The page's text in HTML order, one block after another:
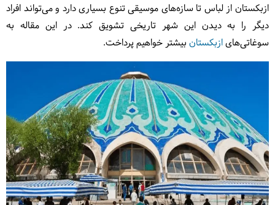
ازبکستان از لباس تا سازه‌های موسیقی تنوع بسیاری دارد و می‌تواند افراد
دیگر را به دیدن این شهر تاریخی تشویق کند. در این مقاله به
سوغاتی‌هایازبکستان بیشتر خواهیم پرداخت.